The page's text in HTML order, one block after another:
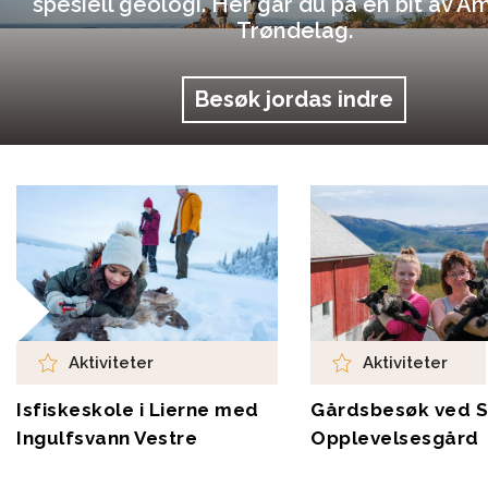
Trøndelag.
Besøk jordas indre
Aktiviteter
Isfiskeskole i Lierne med
Ingulfsvann Vestre
Aktiviteter
Gårdsbesøk ved
Opplevelsesgård